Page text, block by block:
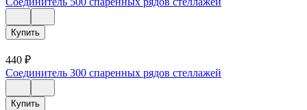
Купить
440 ₽
Соединитель 300 спаренных рядов стеллажей
Купить